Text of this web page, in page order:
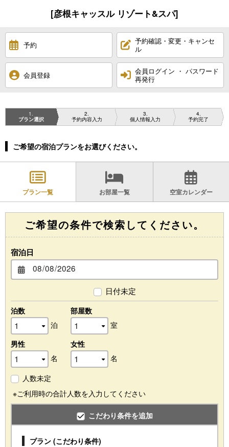
[彦根キャッスル リゾート&スパ]
予約
予約確認・変更・キャンセ
ル
会員登録
会員ログイン ・ パスワード
再発行
1
プラン選択
2
予約内容入力
3
個人情報入力
4
予約完了
ご希望の宿泊プランをお選びください。
プラン一覧 お部屋一覧 空室カレンダー
ご希望の条件で検索してください。
宿泊日
日付未定
泊数
泊
部屋数
室
男性
名
女性
名
人数未定
※ご利用時の合計人数を入力してください
こだわり条件を追加
プラン (こだわり条件)